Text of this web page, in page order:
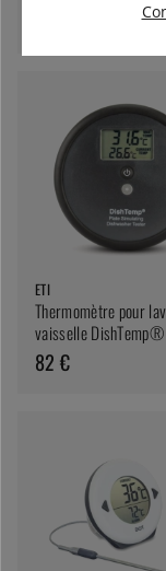
ETI
Thermomètre pour
vaisselle DishTemp®
82 €